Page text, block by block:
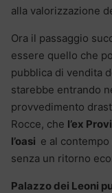
alla valorizzazione
Ora il passaggio
essere quello che
pubblica di vendita
starebbe entrando
provvedimento
Rocce, che l’ex
l’oasi e al
senza un ritorno
Palazzo dei Leoni